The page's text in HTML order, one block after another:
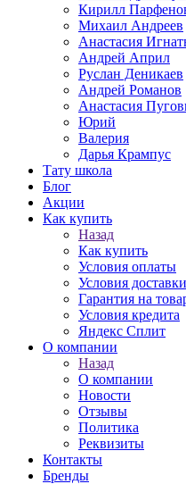
Кирилл
Михаил Андреев
Анастасия
Андрей Април
Руслан Деникаев
Андрей Романов
Анастасия
Юрий
Валерия
Дарья Крампус
Тату школа
Блог
Акции
Как купить
Назад
Как купить
Условия оплаты
Условия доставки
Гарантия на
Условия кредита
Яндекс Сплит
О компании
Назад
О компании
Новости
Отзывы
Политика
Реквизиты
Контакты
Бренды